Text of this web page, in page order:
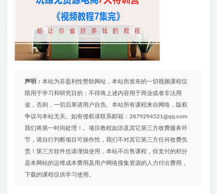
声明： 本站为非盈利性赞助网站，本站所发布的一切视频课程仅
限用于学习和研究目的；不得将上述内容用于商业或者非法用
途，否则，一切后果请用户自负。本站所有课程来自网络，版权
争议与本站无关。如有侵权请联系邮箱：2879294521@qq.com
我们将第一时间处理！。项目教程如涉及其它第三方收费服务环
节，请自行判断项目可操作性，我们不对其它第三方任何收费负
责！第三方软件也请谨慎使用，本站不出售课程，你支付的积分
是本网站的运维成本费用及用户网络搜集资源的人力付出费用，
下载的课程仅供学习使用。